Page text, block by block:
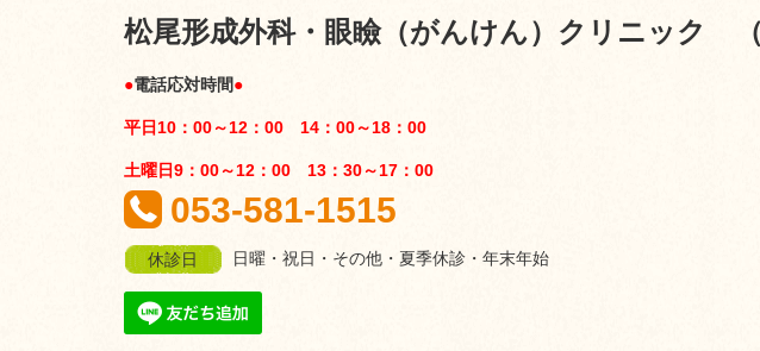
松尾形成外科・眼瞼（がんけん）クリニック （
●電話応対時間●
平日10：00～12：00 14：00～18：00
土曜日9：00～12：00 13：30～17：00
053-581-1515
休診日 日曜・祝日・その他・夏季休診・年末年始